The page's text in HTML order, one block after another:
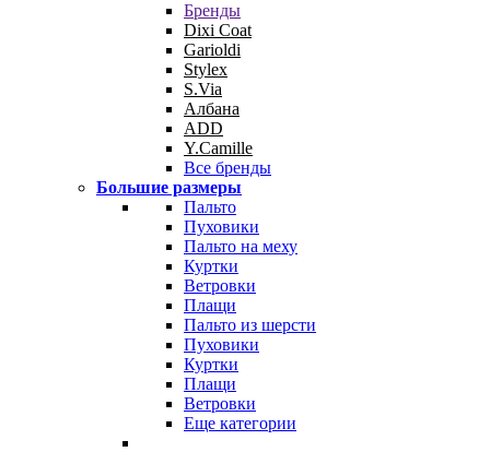
Бренды
Dixi Coat
Garioldi
Stylex
S.Via
Албана
ADD
Y.Camille
Все бренды
Большие размеры
Пальто
Пуховики
Пальто на меху
Куртки
Ветровки
Плащи
Пальто из шерсти
Пуховики
Куртки
Плащи
Ветровки
Еще категории